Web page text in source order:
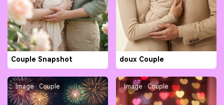
Couple Snapshot doux Couple
Image · Couple Image · Couple